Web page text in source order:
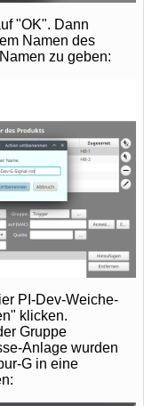
"OK". Dann
Namen des
zu geben:
PI-Dev-Weiche-
klicken.
Gruppe
Anlage wurden
G in eine